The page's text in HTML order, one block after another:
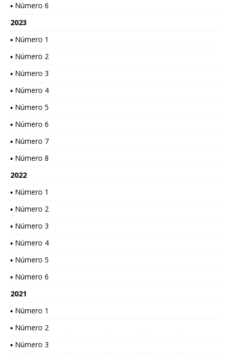
▪ Número 6
2023
▪ Número 1
▪ Número 2
▪ Número 3
▪ Número 4
▪ Número 5
▪ Número 6
▪ Número 7
▪ Número 8
2022
▪ Número 1
▪ Número 2
▪ Número 3
▪ Número 4
▪ Número 5
▪ Número 6
2021
▪ Número 1
▪ Número 2
▪ Número 3